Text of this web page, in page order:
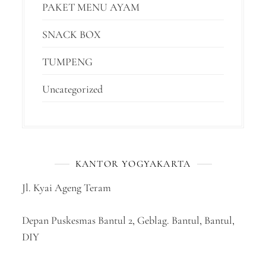
PAKET MENU AYAM
SNACK BOX
TUMPENG
Uncategorized
KANTOR YOGYAKARTA
Jl. Kyai Ageng Teram
Depan Puskesmas Bantul 2, Geblag. Bantul, Bantul,
DIY